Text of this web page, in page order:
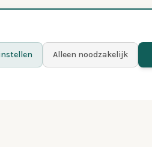
Alleen noodzakelijk